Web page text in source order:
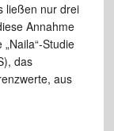
ließen nur drei
Annahme
Studie
das
aus